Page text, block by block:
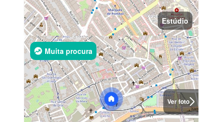
Estúdio
Ver foto
Muita procura